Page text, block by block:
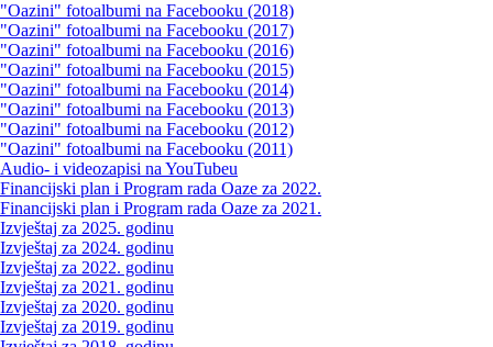
"Oazini" fotoalbumi na Facebooku (2018)
"Oazini" fotoalbumi na Facebooku (2017)
"Oazini" fotoalbumi na Facebooku (2016)
"Oazini" fotoalbumi na Facebooku (2015)
"Oazini" fotoalbumi na Facebooku (2014)
"Oazini" fotoalbumi na Facebooku (2013)
"Oazini" fotoalbumi na Facebooku (2012)
"Oazini" fotoalbumi na Facebooku (2011)
Audio- i videozapisi na YouTubeu
Financijski plan i Program rada Oaze za 2022.
Financijski plan i Program rada Oaze za 2021.
Izvještaj za 2025. godinu
Izvještaj za 2024. godinu
Izvještaj za 2022. godinu
Izvještaj za 2021. godinu
Izvještaj za 2020. godinu
Izvještaj za 2019. godinu